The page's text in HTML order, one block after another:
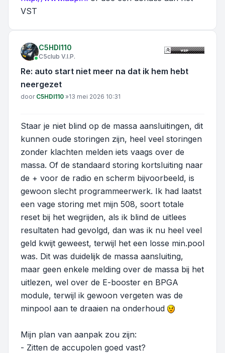
VST
C5HDI110
C5club V.I.P.
Re: auto start niet meer na dat ik hem hebt
neergezet
Bericht
door C5HDI110 »13 mei 2026 10:31
Staar je niet blind op de massa aansluitingen, dit
kunnen oude storingen zijn, heel veel storingen
zonder klachten melden iets vaags over de
massa. Of de standaard storing kortsluiting naar
de + voor de radio en scherm bijvoorbeeld, is
gewoon slecht programmeerwerk. Ik had laatst
een vage storing met mijn 508, soort totale
reset bij het wegrijden, als ik blind de uitlees
resultaten had gevolgd, dan was ik nu heel veel
geld kwijt geweest, terwijl het een losse min.pool
was. Dit was duidelijk de massa aansluiting,
maar geen enkele melding over de massa bij het
uitlezen, wel over de E-booster en BPGA
module, terwijl ik gewoon vergeten was de
minpool aan te draaien na onderhoud
Mijn plan van aanpak zou zijn:
- Zitten de accupolen goed vast?